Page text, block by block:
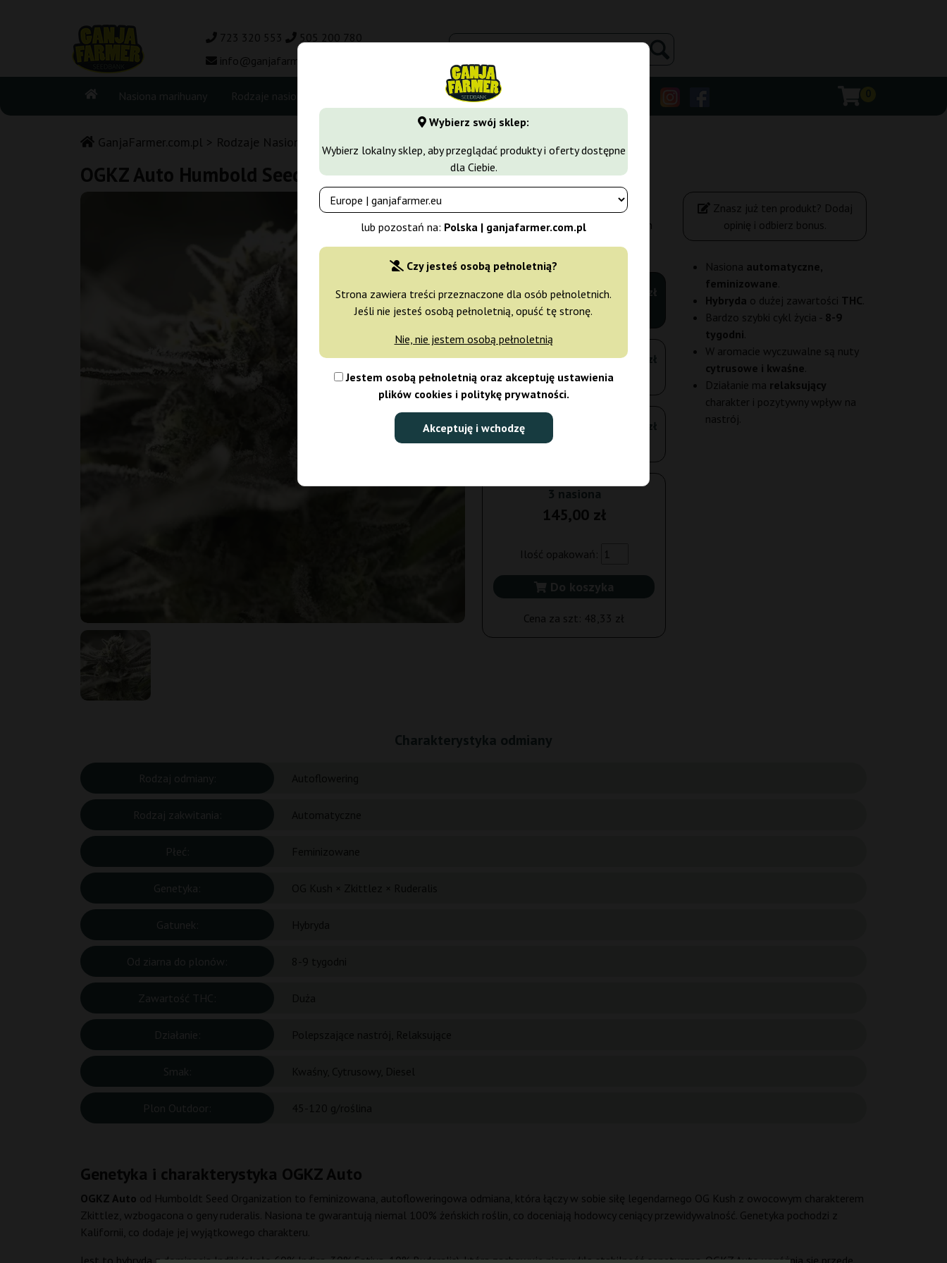
Wybierz swój sklep:
Wybierz lokalny sklep, aby przeglądać produkty i oferty dostępne
dla Ciebie.
lub pozostań na: Polska | ganjafarmer.com.pl
Czy jesteś osobą pełnoletnią?
Strona zawiera treści przeznaczone dla osób pełnoletnich.
Jeśli nie jesteś osobą pełnoletnią, opuść tę stronę.
Nie, nie jestem osobą pełnoletnią
Jestem osobą pełnoletnią oraz akceptuję ustawienia
plików cookies i politykę prywatności.
Akceptuję i wchodzę
723 320 553
505 200 780
info@ganjafarmer.com.pl
Nasiona marihuany Rodzaje nasion Odmiany marihuany
GanjaFarmer.com.pl Rodzaje Nasion Marihuany OGKZ Auto
OGKZ Auto Humbold Seed Organization
Humbold Seed Organization
3 nasiona
Wysyłka 3-7 dni
145,00 zł
5 nasion
Wysyłka 3-7 dni
227,00 zł
10 nasion
Wysyłka 3-7 dni
410,00 zł
3 nasiona
145,00 zł
Ilość opakowań:
Do koszyka
Cena za szt: 48,33 zł
Znasz już ten produkt? Dodaj
opinię i odbierz bonus.
Nasiona automatyczne,
feminizowane
Hybryda o dużej zawartości THC
Bardzo szybki cykl życia - 8-9
tygodni
W aromacie wyczuwalne są nuty
cytrusowe i kwaśne
Działanie ma relaksujący
charakter i pozytywny wpływ na
nastrój.
Charakterystyka odmiany
Rodzaj odmiany:
Rodzaj zakwitania:
Płeć:
Genetyka:
Gatunek:
Od ziarna do plonów:
Zawartość THC:
Działanie:
Smak:
Plon Outdoor:
Genetyka i charakterystyka OGKZ Auto
OGKZ Auto od Humboldt Seed Organization to feminizowana, autofloweringowa odmiana, która łączy w sobie siłę legendarnego OG Kush z owocowym charakterem
Zkittlez, wzbogacona o geny ruderalis. Nasiona te gwarantują niemal 100% żeńskich roślin, co doceniają hodowcy ceniący przewidywalność. Genetyka pochodzi z
Kalifornii, co dodaje jej wyjątkowego charakteru.